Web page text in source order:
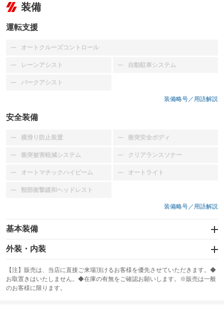
装備
運転支援
オートクルーズコントロール
：装備なし
レーンアシスト
：装備なし 自動駐車システム
：装備なし
パークアシスト
：装備なし
装備略号／用語解説
安全装備
横滑り防止装置
：装備なし 衝突安全ボディ
：装備なし
衝突被害軽減システム
：装備なし クリアランスソナー
：装備なし
オートマチックハイビーム
：装備なし オートライト
：装備なし
頸部衝撃緩和ヘッドレスト
：装備なし
装備略号／用語解説
基本装備
エアバッグ：運転席
：装備あり
：装備なし
サンルーフ
：装備なし ABS
外装・内装
カーナビ
：装備なし
TV
：装備なし
【注】販売は、当店に直接ご来場頂けるお客様を優先させていただきます。◆
お取置きはいたしません。◆在庫の有無をご確認お願いします。※販売は一般
のお客様に限ります。